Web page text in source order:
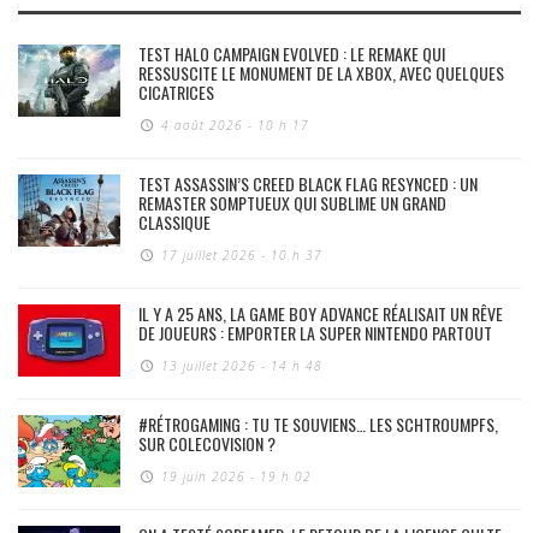
TEST HALO CAMPAIGN EVOLVED : LE REMAKE QUI
RESSUSCITE LE MONUMENT DE LA XBOX, AVEC QUELQUES
CICATRICES
4 août 2026 - 10 h 17
TEST ASSASSIN’S CREED BLACK FLAG RESYNCED : UN
REMASTER SOMPTUEUX QUI SUBLIME UN GRAND
CLASSIQUE
17 juillet 2026 - 10 h 37
IL Y A 25 ANS, LA GAME BOY ADVANCE RÉALISAIT UN RÊVE
DE JOUEURS : EMPORTER LA SUPER NINTENDO PARTOUT
13 juillet 2026 - 14 h 48
#RÉTROGAMING : TU TE SOUVIENS… LES SCHTROUMPFS,
SUR COLECOVISION ?
19 juin 2026 - 19 h 02